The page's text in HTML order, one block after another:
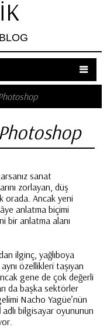
sanat
zorlayan, düş
orada. Ancak yeni
anlatma biçimi
bir anlatma alanı
ilginç, yağlıboya
özellikleri taşıyan
gene de çok değerli
da başka sektörler
Nacho Yagüe’nün
adlı bilgisayar oyununun